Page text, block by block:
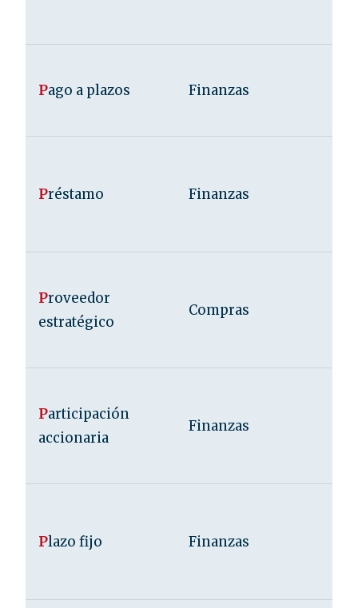
Pago a plazos Finanzas
Préstamo Finanzas
Proveedor
estratégico
Compras
Participación
accionaria
Finanzas
Plazo fijo Finanzas